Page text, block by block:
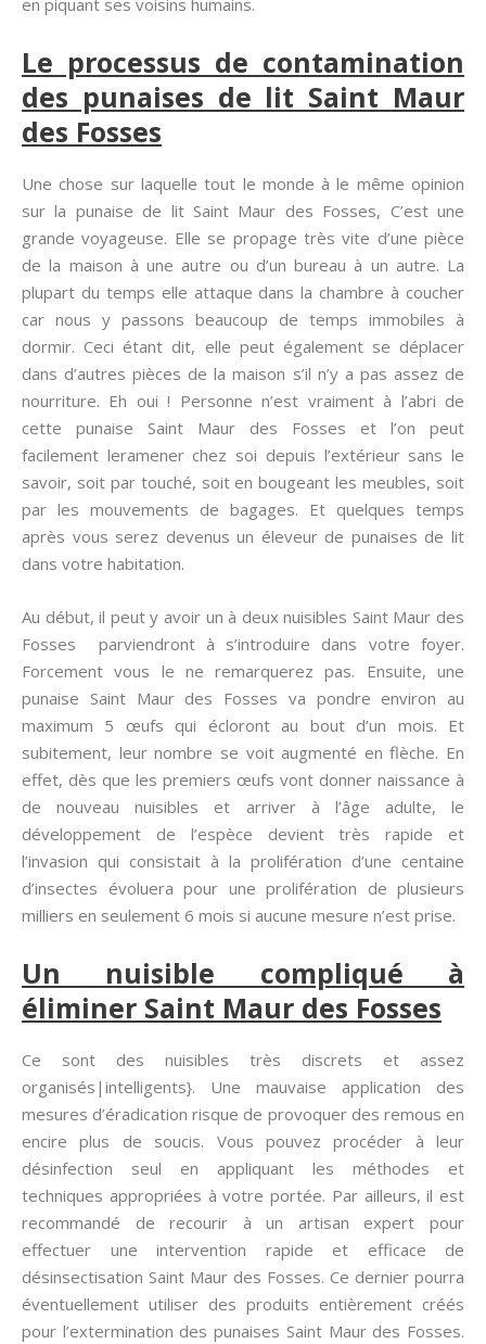
en piquant ses voisins humains.
Le processus de contamination
des punaises de lit Saint Maur
des Fosses
Une chose sur laquelle tout le monde à le même opinion
sur la punaise de lit Saint Maur des Fosses, C’est une
grande voyageuse. Elle se propage très vite d’une pièce
de la maison à une autre ou d’un bureau à un autre. La
plupart du temps elle attaque dans la chambre à coucher
car nous y passons beaucoup de temps immobiles à
dormir. Ceci étant dit, elle peut également se déplacer
dans d’autres pièces de la maison s’il n’y a pas assez de
nourriture. Eh oui ! Personne n’est vraiment à l’abri de
cette punaise Saint Maur des Fosses et l’on peut
facilement leramener chez soi depuis l’extérieur sans le
savoir, soit par touché, soit en bougeant les meubles, soit
par les mouvements de bagages. Et quelques temps
après vous serez devenus un éleveur de punaises de lit
dans votre habitation.
Au début, il peut y avoir un à deux nuisibles Saint Maur des
Fosses parviendront à s’introduire dans votre foyer.
Forcement vous le ne remarquerez pas. Ensuite, une
punaise Saint Maur des Fosses va pondre environ au
maximum 5 œufs qui écloront au bout d’un mois. Et
subitement, leur nombre se voit augmenté en flèche. En
effet, dès que les premiers œufs vont donner naissance à
de nouveau nuisibles et arriver à l’âge adulte, le
développement de l’espèce devient très rapide et
l’invasion qui consistait à la prolifération d’une centaine
d’insectes évoluera pour une prolifération de plusieurs
milliers en seulement 6 mois si aucune mesure n’est prise.
Un nuisible compliqué à
éliminer Saint Maur des Fosses
Ce sont des nuisibles très discrets et assez
organisés|intelligents}. Une mauvaise application des
mesures d’éradication risque de provoquer des remous en
encire plus de soucis. Vous pouvez procéder à leur
désinfection seul en appliquant les méthodes et
techniques appropriées à votre portée. Par ailleurs, il est
recommandé de recourir à un artisan expert pour
effectuer une intervention rapide et efficace de
désinsectisation Saint Maur des Fosses. Ce dernier pourra
éventuellement utiliser des produits entièrement créés
pour l’extermination des punaises Saint Maur des Fosses.